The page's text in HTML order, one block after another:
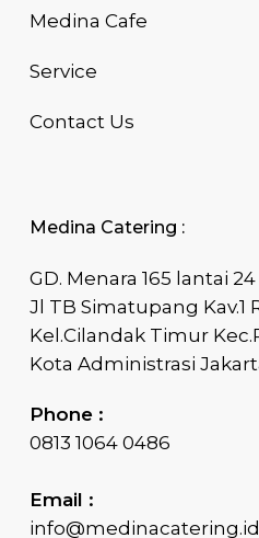
Medina Cafe
Service
Contact Us
Medina Catering :
GD. Menara 165 lantai 24
Jl TB Simatupang Kav.1
Kel.Cilandak Timur
Kota Administrasi
Phone :
0813 1064 0486
Email :
info@medinacatering.id